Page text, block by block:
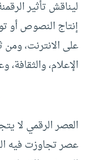
ليناقش تأثير
إنتاج النصوص أو
على الانترنت،
الإعلام، والثقافة،
العصر الرقمي لا
عصر تجاوزت فيه